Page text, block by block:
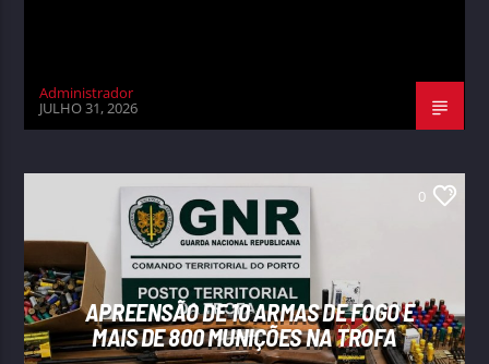
Administrador
JULHO 31, 2026
0
APREENSÃO DE 10 ARMAS DE FOGO E
MAIS DE 800 MUNIÇÕES NA TROFA